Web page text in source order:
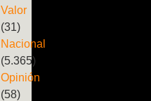
Valor
(31)
Nacional
(5.365)
Opinión
(58)